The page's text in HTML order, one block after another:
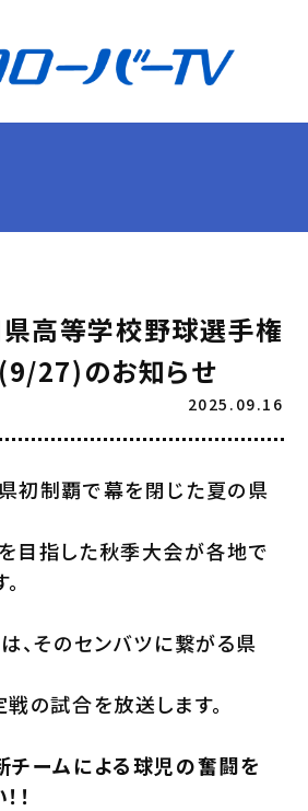
県高等学校野球選手権
27)のお知らせ
2025.09.16
初制覇で幕を閉じた夏の県
目指した秋季大会が各地で
、そのセンバツに繋がる県
の試合を放送します。
ームによる球児の奮闘を
！